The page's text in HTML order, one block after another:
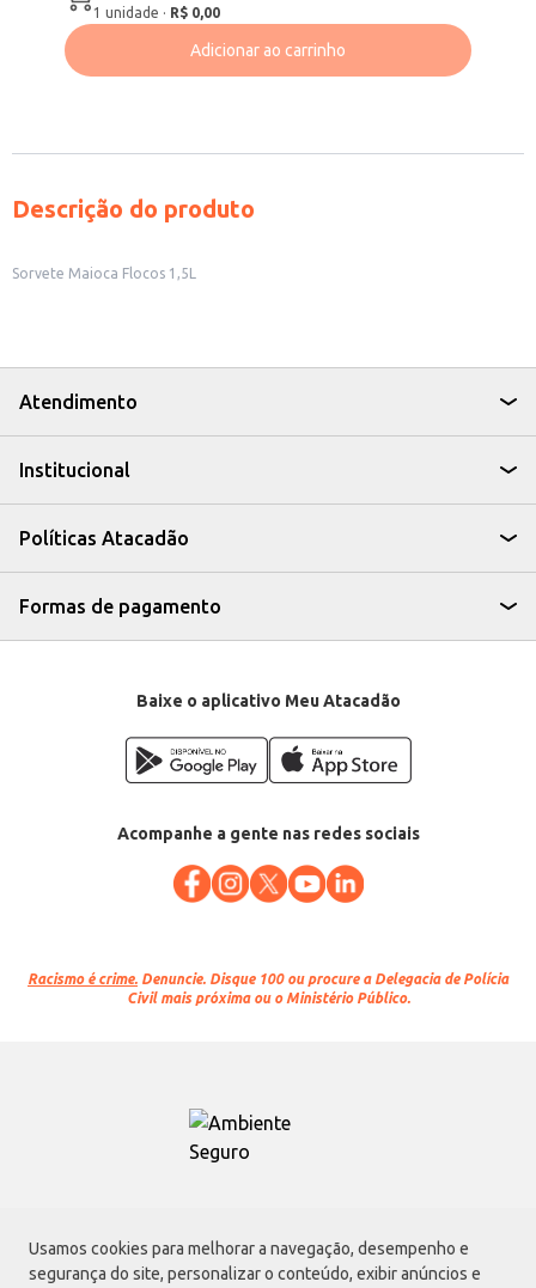
Usamos cookies para melhorar a navegação, desempenho e
segurança do site, personalizar o conteúdo, exibir anúncios e
1 unidade · R$ 0,00
Adicionar ao carrinho
Descrição do produto
Sorvete Maioca Flocos 1,5L
Atendimento
Institucional
Políticas Atacadão
Formas de pagamento
Baixe o aplicativo Meu Atacadão
Acompanhe a gente nas redes sociais
Racismo é crime. Denuncie. Disque 100 ou procure a Delegacia de Polícia
Civil mais próxima ou o Ministério Público.
Atacadão S.A.
Avenida Morvan Dias de Figueiredo, 6169, Vila Maria, São Paulo - SP | CEP
02170-901 | CNPJ: 75.315.333/0001-09